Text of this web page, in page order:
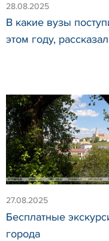
28.08.2025
В какие вузы
этом году,
27.08.2025
Бесплатные
города